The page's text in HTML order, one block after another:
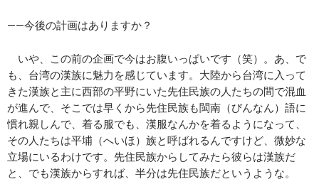
――今後の計画はありますか？
いや、この前の企画で今はお腹いっぱいです（笑）。あ、で
も、台湾の漢族に魅力を感じています。大陸から台湾に入って
きた漢族と主に西部の平野にいた先住民族の人たちの間で混血
が進んで、そこでは早くから先住民族も閩南（びんなん）語に
慣れ親しんで、着る服でも、漢服なんかを着るようになって、
その人たちは平埔（へいほ）族と呼ばれるんですけど、微妙な
立場にいるわけです。先住民族からしてみたら彼らは漢族だ
と、でも漢族からすれば、半分は先住民族だというような。